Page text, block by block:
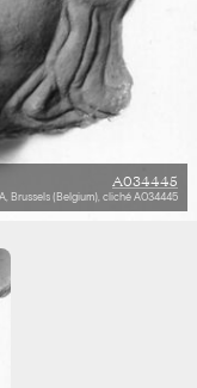
A034445
Brussels (Belgium), cliché A034445